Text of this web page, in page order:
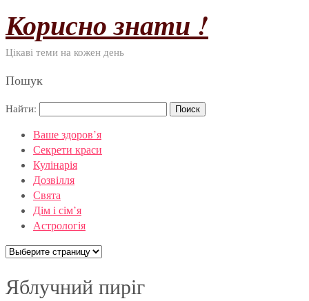
Корисно знати !
Цікаві теми на кожен день
Пошук
Найти:
Ваше здоров’я
Секрети краси
Кулінарія
Дозвілля
Свята
Дім і сім’я
Астрологія
Яблучний пиріг